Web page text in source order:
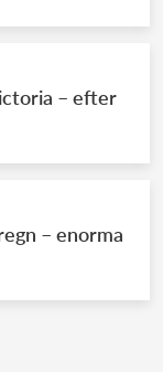
– efter
– enorma